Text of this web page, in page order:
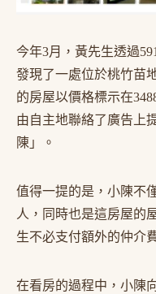
今年3月，黃先生透過
發現了一處位於桃竹苗
的房屋以價格標示在
由自主地聯絡了廣告上
陳」。
值得一提的是，小陳不
人，同時也是這房屋的
生不必支付額外的仲介
在看房的過程中，小陳